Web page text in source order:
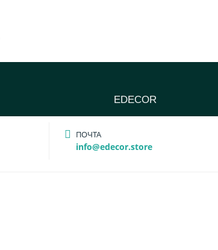
EDECOR
ПОЧТА
info@edecor.store